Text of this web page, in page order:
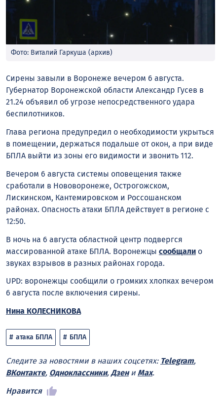
Фото: Виталий Гаркуша (архив)
Сирены завыли в Воронеже вечером 6 августа.
Губернатор Воронежской области Александр Гусев в
21.24 объявил об угрозе непосредственного удара
беспилотников.
Глава региона предупредил о необходимости укрыться
в помещении, держаться подальше от окон, а при виде
БПЛА выйти из зоны его видимости и звонить 112.
Вечером 6 августа системы оповещения также
сработали в Нововоронеже, Острогожском,
Лискинском, Кантемировском и Россошанском
районах. Опасность атаки БПЛА действует в регионе с
12:50.
В ночь на 6 августа областной центр подвергся
массированной атаке БПЛА. Воронежцы сообщали о
звуках взрывов в разных районах города.
UPD: воронежцы сообщили о громких хлопках вечером
6 августа после включения сирены.
Нина КОЛЕСНИКОВА
атака БПЛА БПЛА
Следите за новостями в наших соцсетях: Telegram,
ВКонтакте, Одноклассники, Дзени Max.
Нравится